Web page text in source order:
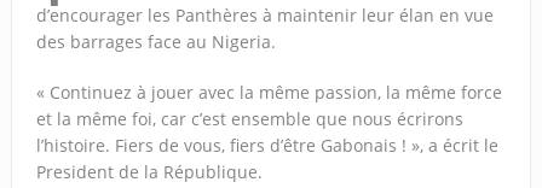
d’encourager les Panthères à maintenir leur élan en vue
des barrages face au Nigeria.
« Continuez à jouer avec la même passion, la même force
et la même foi, car c’est ensemble que nous écrirons
l’histoire. Fiers de vous, fiers d’être Gabonais ! », a écrit le
President de la République.